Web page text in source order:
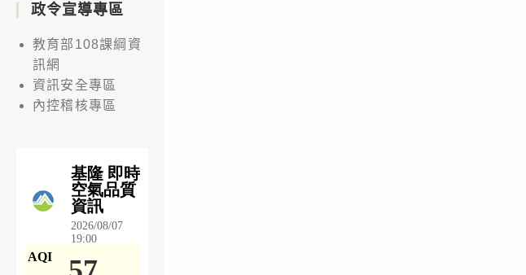
政令宣導專區
教育部108課綱資
訊網
資訊安全專區
內控稽核專區